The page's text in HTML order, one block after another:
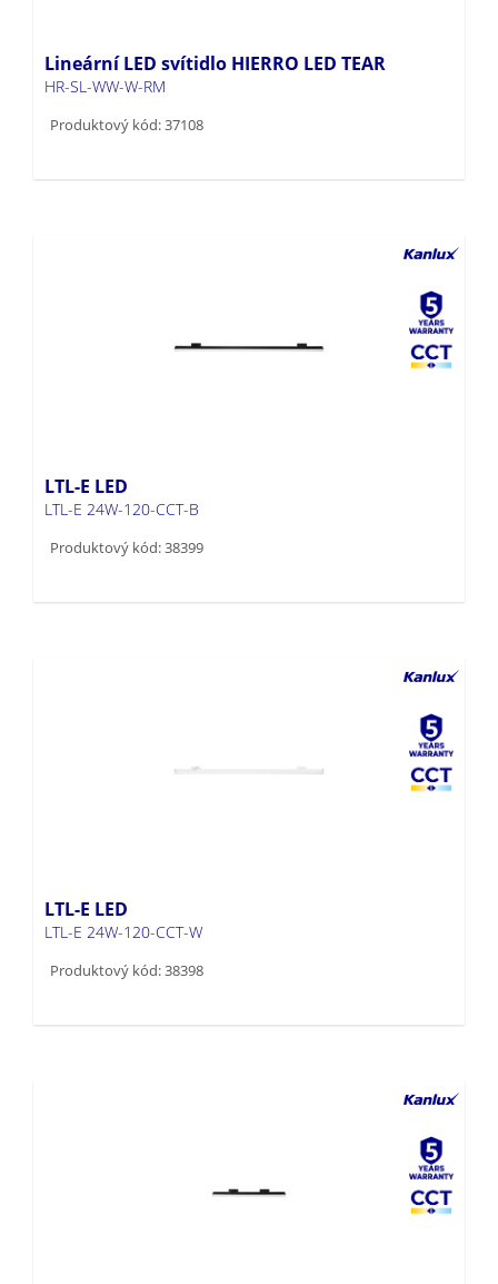
Lineární LED svítidlo HIERRO LED TEAR
HR-SL-WW-W-RM
Produktový kód: 37108
LTL-E LED
LTL-E 24W-120-CCT-B
Produktový kód: 38399
LTL-E LED
LTL-E 24W-120-CCT-W
Produktový kód: 38398